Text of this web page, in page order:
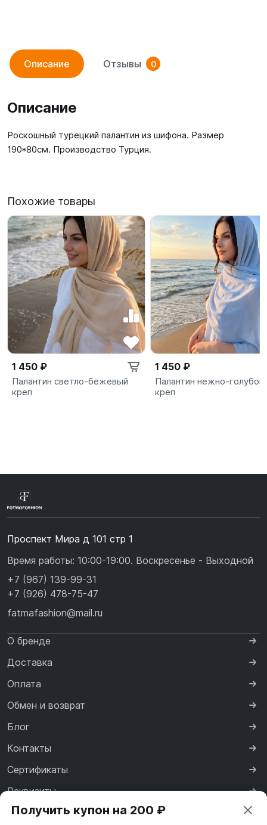
Описание Отзывы 0
Описание
Роскошный турецкий палантин из шифона. Размер
190*80см. Производство Турция.
Похожие товары
1 450 ₽
Палантин светло-бежевый
креп
1 450 ₽
Палантин нежно-голубой
креп
Проспект Мира д 101 стр 1
Время работы: 10:00-19:00. Воскресенье - Выходной
+7 (967) 139-99-31
+7 (926) 478-75-47
fatmafashion@mail.ru
О бренде
Доставка
Оплата
Обмен и возврат
Блог
Контакты
Сертификаты
Реквизиты
Договор оферты
Получить купон на 200 ₽